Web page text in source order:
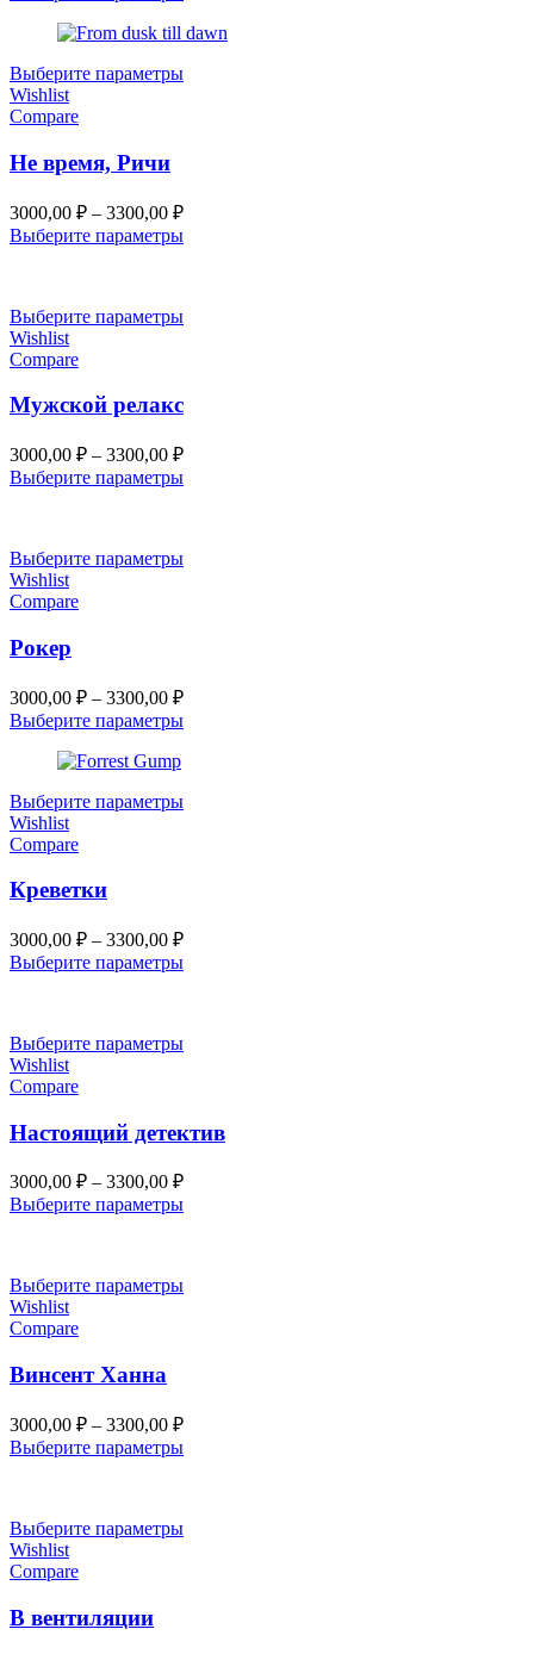
–
Выберите параметры
Wishlist
Compare
Не время, Ричи
3000,00 ₽ – 3300,00 ₽Диапазон
цен:
Выберите параметры
Выберите параметры
Wishlist
Compare
Мужской релакс
3000,00 ₽ – 3300,00 ₽Диапазон
цен:
Выберите параметры
Выберите параметры
Wishlist
Compare
Рокер
3000,00 ₽ – 3300,00 ₽Диапазон
цен:
Выберите параметры
Выберите параметры
Wishlist
Compare
Креветки
3000,00 ₽ – 3300,00 ₽Диапазон
цен:
Выберите параметры
Выберите параметры
Wishlist
Compare
Настоящий детектив
3000,00 ₽ – 3300,00 ₽Диапазон
цен:
Выберите параметры
Выберите параметры
Wishlist
Compare
Винсент Ханна
3000,00 ₽ – 3300,00 ₽Диапазон
цен:
Выберите параметры
Выберите параметры
Wishlist
Compare
В вентиляции